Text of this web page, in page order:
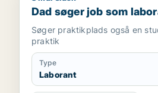
Dad søger job som
Søger praktikplads også en
praktik
Type
Laborant